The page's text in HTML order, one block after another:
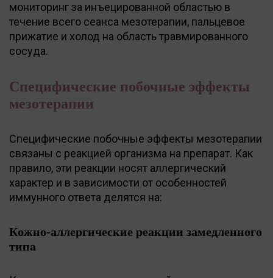
мониторинг за инъецированной областью в
течение всего сеанса мезотерапии, пальцевое
прижатие и холод на область травмированного
сосуда.
Специфические побочные эффекты
мезотерапии
Специфические побочные эффекты мезотерапии
связаны с реакцией организма на препарат. Как
правило, эти реакции носят аллергический
характер и в зависимости от особенностей
иммунного ответа делятся на:
Кожно-аллергические реакции замедленного
типа